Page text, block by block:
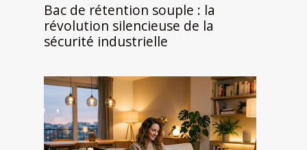
Bac de rétention souple : la
révolution silencieuse de la
sécurité industrielle